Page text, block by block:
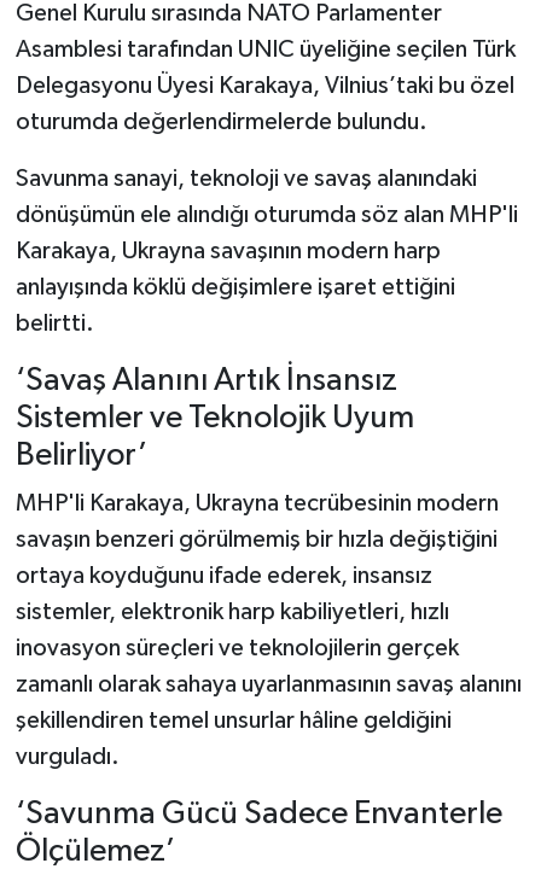
Genel Kurulu sırasında NATO Parlamenter
Asamblesi tarafından UNIC üyeliğine seçilen Türk
Delegasyonu Üyesi Karakaya, Vilnius’taki bu özel
oturumda değerlendirmelerde bulundu.
Savunma sanayi, teknoloji ve savaş alanındaki
dönüşümün ele alındığı oturumda söz alan MHP'li
Karakaya, Ukrayna savaşının modern harp
anlayışında köklü değişimlere işaret ettiğini
belirtti.
‘Savaş Alanını Artık İnsansız
Sistemler ve Teknolojik Uyum
Belirliyor’
MHP'li Karakaya, Ukrayna tecrübesinin modern
savaşın benzeri görülmemiş bir hızla değiştiğini
ortaya koyduğunu ifade ederek, insansız
sistemler, elektronik harp kabiliyetleri, hızlı
inovasyon süreçleri ve teknolojilerin gerçek
zamanlı olarak sahaya uyarlanmasının savaş alanını
şekillendiren temel unsurlar hâline geldiğini
vurguladı.
‘Savunma Gücü Sadece Envanterle
Ölçülemez’